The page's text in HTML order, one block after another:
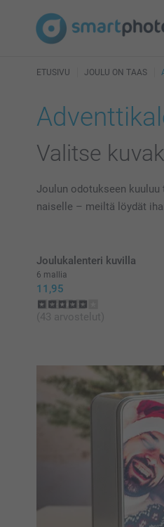
ETUSIVU JOULU ON TAAS
Valitse
Joulun odotukseen
naiselle – meiltä löydät
Joulukalenteri kuvilla
6 mallia
11,95
(43 arvostelut)